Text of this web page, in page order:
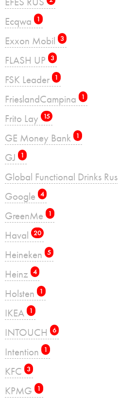
Ecqwa 1
Exxon Mobil 3
FLASH UP 3
FSK Leader 1
FrieslandCampina 1
Frito Lay 15
GE Money Bank 1
GJ 1
Global Functional Drinks Rus
Google 4
GreenMe 1
Haval 20
Heineken 5
Heinz 4
Holsten 1
IKEA 1
INTOUCH 6
Intention 1
KFC 3
KPMG 1